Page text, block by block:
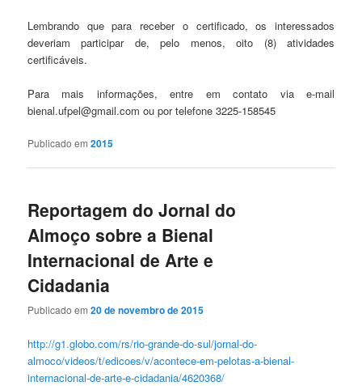
Lembrando que para receber o certificado, os interessados
deveriam participar de, pelo menos, oito (8) atividades
certificáveis.
Para mais informações, entre em contato via e-mail
bienal.ufpel@gmail.com ou por telefone 3225-158545
Publicado em 2015
Reportagem do Jornal do
Almoço sobre a Bienal
Internacional de Arte e
Cidadania
Publicado em20 de novembro de 2015
http://g1.globo.com/rs/rio-grande-do-sul/jornal-do-
almoco/videos/t/edicoes/v/acontece-em-pelotas-a-bienal-
internacional-de-arte-e-cidadania/4620368/